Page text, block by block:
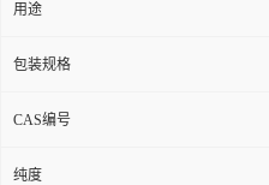
用途
包装规格
CAS编号
纯度